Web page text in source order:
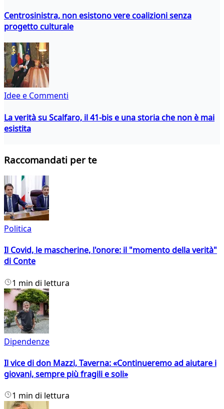
Centrosinistra, non esistono vere coalizioni senza
progetto culturale
Idee e Commenti
La verità su Scalfaro, il 41-bis e una storia che non è mai
esistita
Raccomandati per te
Politica
Il Covid, le mascherine, l'onore: il "momento della verità"
di Conte
1 min di lettura
Dipendenze
Il vice di don Mazzi, Taverna: «Continueremo ad aiutare i
giovani, sempre più fragili e soli»
1 min di lettura